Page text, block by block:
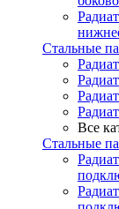
Стальные
Все
Стальные